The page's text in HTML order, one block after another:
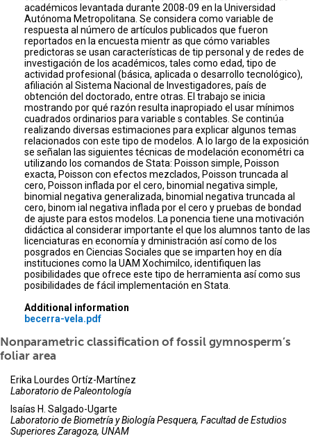
académicos levantada durante 2008-09 en la Universidad
Autónoma Metropolitana. Se considera como variable de
respuesta al número de artículos publicados que fueron
reportados en la encuesta mientr as que cómo variables
predictoras se usan características de tip personal y de redes de
investigación de los académicos, tales como edad, tipo de
actividad profesional (básica, aplicada o desarrollo tecnológico),
afiliación al Sistema Nacional de Investigadores, país de
obtención del doctorado, entre otras. El trabajo se inicia
mostrando por qué razón resulta inapropiado el usar mínimos
cuadrados ordinarios para variable s contables. Se continúa
realizando diversas estimaciones para explicar algunos temas
relacionados con este tipo de modelos. A lo largo de la exposición
se señalan las siguientes técnicas de modelación econométri ca
utilizando los comandos de Stata: Poisson simple, Poisson
exacta, Poisson con efectos mezclados, Poisson truncada al
cero, Poisson inflada por el cero, binomial negativa simple,
binomial negativa generalizada, binomial negativa truncada al
cero, binom ial negativa inflada por el cero y pruebas de bondad
de ajuste para estos modelos. La ponencia tiene una motivación
didáctica al considerar importante el que los alumnos tanto de las
licenciaturas en economía y dministración así como de los
posgrados en Ciencias Sociales que se imparten hoy en día
instituciones como la UAM Xochimilco, identifiquen las
posibilidades que ofrece este tipo de herramienta así como sus
posibilidades de fácil implementación en Stata.
Additional information
becerra-vela.pdf
Nonparametric classification of fossil gymnosperm’s
foliar area
Erika Lourdes Ortíz-Martínez
Laboratorio de Paleontología
Isaías H. Salgado-Ugarte
Laboratorio de Biometría y Biología Pesquera, Facultad de Estudios
Superiores Zaragoza, UNAM